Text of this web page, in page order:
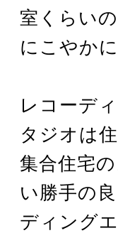
室くらい
にこやか
レコーデ
タジオは
集合住宅
い勝手の
ディング